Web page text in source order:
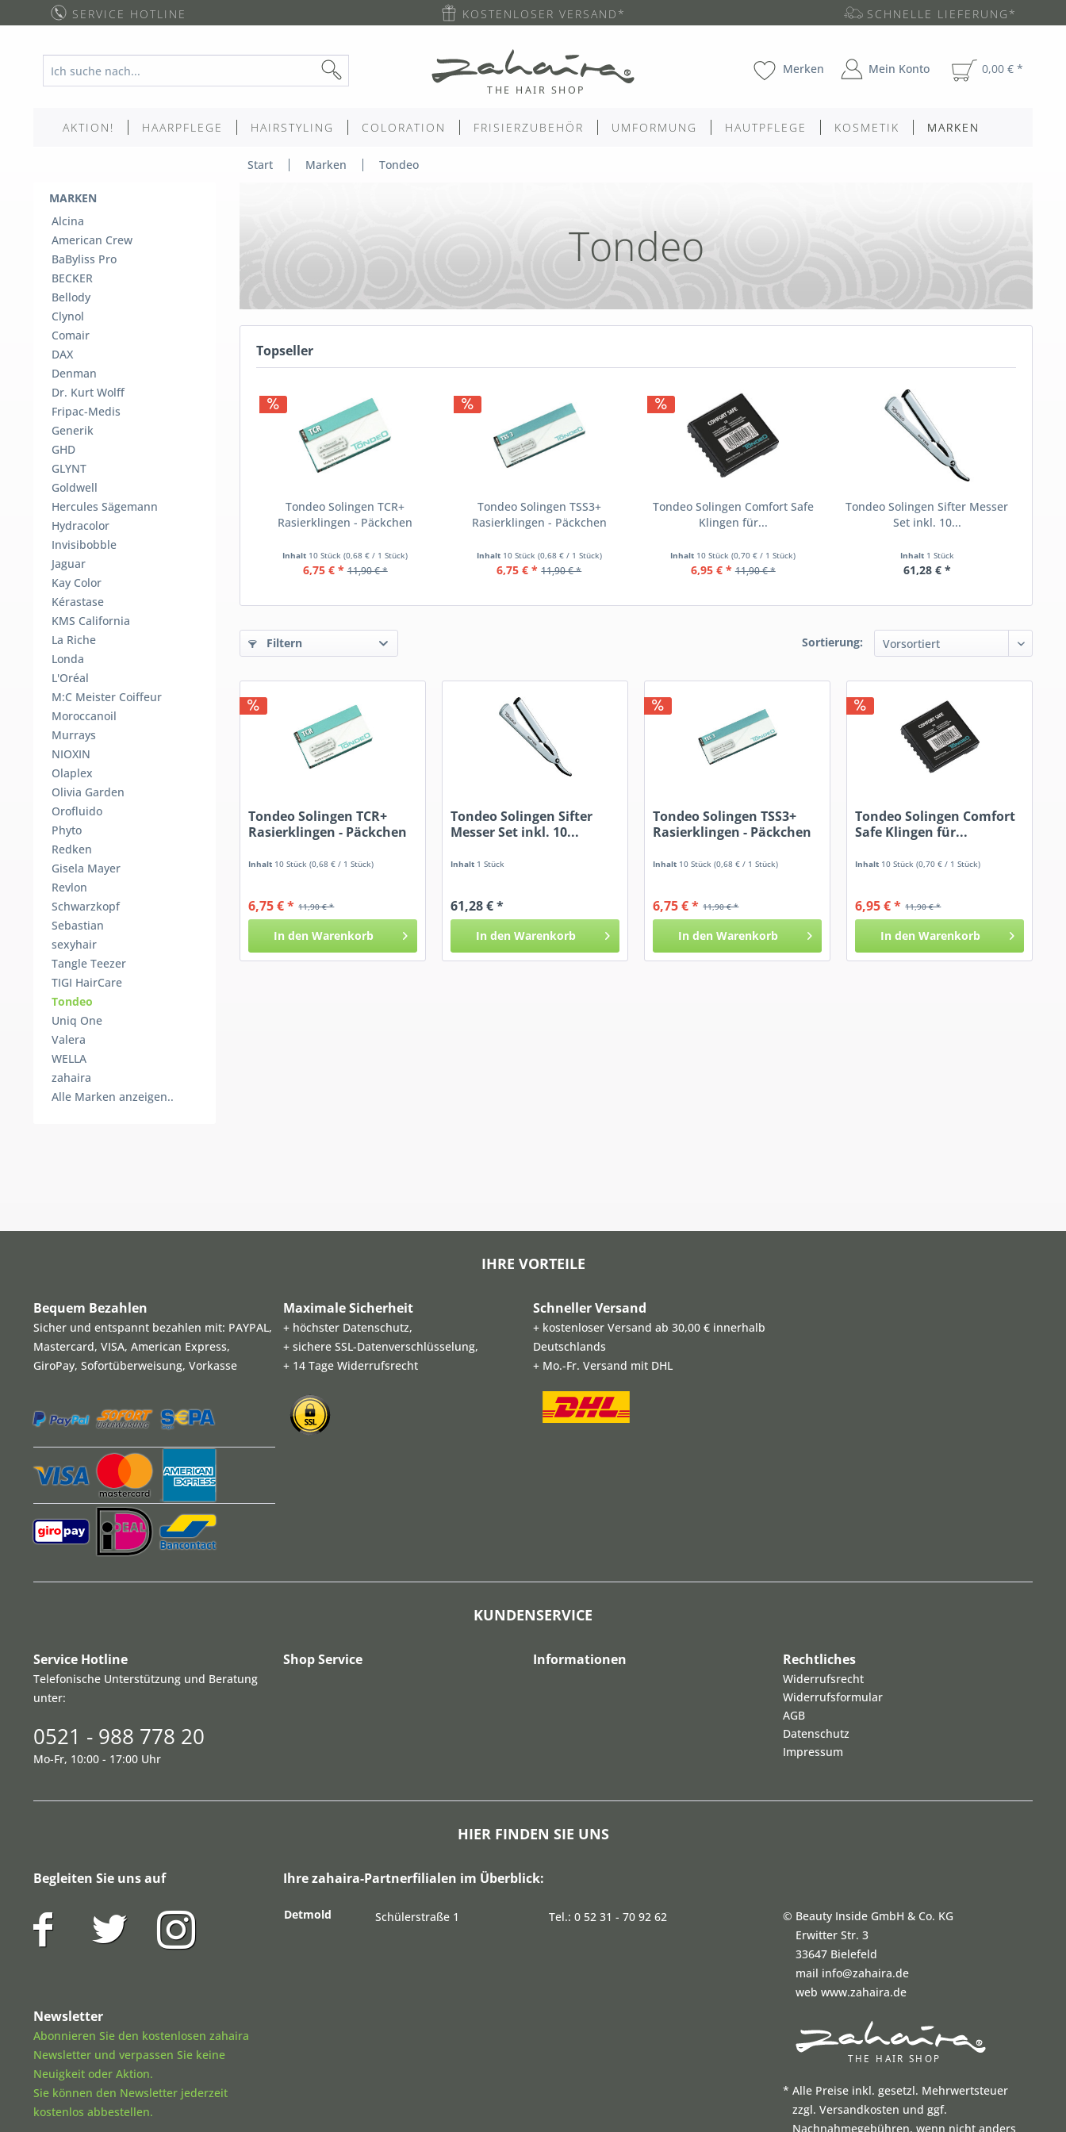
SERVICE HOTLINE KOSTENLOSER VERSAND* SCHNELLE LIEFERUNG*
Merken Mein Konto 0,00 € *
AKTION! HAARPFLEGE HAIRSTYLING COLORATION FRISIERZUBEHÖR UMFORMUNG HAUTPFLEGE KOSMETIK MARKEN
MARKEN
Alcina
American Crew
BaByliss Pro
BECKER
Bellody
Clynol
Comair
DAX
Denman
Dr. Kurt Wolff
Fripac-Medis
Generik
GHD
GLYNT
Goldwell
Hercules Sägemann
Hydracolor
Invisibobble
Jaguar
Kay Color
Kérastase
KMS California
La Riche
Londa
L'Oréal
M:C Meister Coiffeur
Moroccanoil
Murrays
NIOXIN
Olaplex
Olivia Garden
Orofluido
Phyto
Redken
Gisela Mayer
Revlon
Schwarzkopf
Sebastian
sexyhair
Tangle Teezer
TIGI HairCare
Tondeo
Uniq One
Valera
WELLA
zahaira
Alle Marken anzeigen..
Start Marken Tondeo
Tondeo
Topseller
Tondeo Solingen TCR+
Rasierklingen - Päckchen
Inhalt 10 Stück(0,68 € / 1 Stück)
6,75 € * 11,90 € *
Tondeo Solingen TSS3+
Rasierklingen - Päckchen
Inhalt 10 Stück (0,68 € / 1 Stück)
6,75 € * 11,90 € *
Tondeo Solingen Comfort Safe
Klingen für...
Inhalt 10 Stück(0,70 € / 1 Stück)
6,95 € * 11,90 € *
Tondeo Solingen Sifter Messer
Set inkl. 10...
Inhalt 1 Stück
61,28 € *
Filtern Sortierung:
Tondeo Solingen TCR+
Rasierklingen - Päckchen
Inhalt 10 Stück(0,68 € / 1 Stück)
11,90 € *
6,75 € *
In den Warenkorb
Tondeo Solingen Sifter
Messer Set inkl. 10...
Inhalt 1 Stück
61,28 € *
In den Warenkorb
Tondeo Solingen TSS3+
Rasierklingen - Päckchen
Inhalt 10 Stück(0,68 € / 1 Stück)
11,90 € *
6,75 € *
In den Warenkorb
Tondeo Solingen Comfort
Safe Klingen für...
Inhalt 10 Stück(0,70 € / 1 Stück)
11,90 € *
6,95 € *
In den Warenkorb
IHRE VORTEILE
Bequem Bezahlen
Sicher und entspannt bezahlen mit: PAYPAL,
Mastercard, VISA, American Express,
GiroPay, Sofortüberweisung, Vorkasse
Maximale Sicherheit
+ höchster Datenschutz,
+ sichere SSL-Datenverschlüsselung,
+ 14 Tage Widerrufsrecht
Schneller Versand
+ kostenloser Versand ab 30,00 € innerhalb
Deutschlands
+ Mo.-Fr. Versand mit DHL
KUNDENSERVICE
Service Hotline
Telefonische Unterstützung und Beratung
unter:
0521 - 988 778 20
Mo-Fr, 10:00 - 17:00 Uhr
Shop Service Informationen Rechtliches
Widerrufsrecht
Widerrufsformular
AGB
Datenschutz
Impressum
HIER FINDEN SIE UNS
Begleiten Sie uns auf
Newsletter
Abonnieren Sie den kostenlosen zahaira
Newsletter und verpassen Sie keine
Neuigkeit oder Aktion.
Sie können den Newsletter jederzeit
kostenlos abbestellen.
Ihre zahaira-Partnerfilialen im Überblick:
Detmold Schülerstraße 1 Tel.: 0 52 31 - 70 92 62 © Beauty Inside GmbH & Co. KG
Erwitter Str. 3
33647 Bielefeld
mail info@zahaira.de
web www.zahaira.de
* Alle Preise inkl. gesetzl. Mehrwertsteuer
zzgl. Versandkosten und ggf.
Nachnahmegebühren, wenn nicht anders